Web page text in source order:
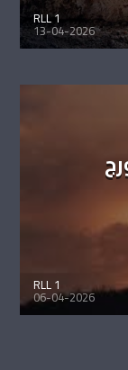
RLL 1
13-04-2026
RLL 1
06-04-2026